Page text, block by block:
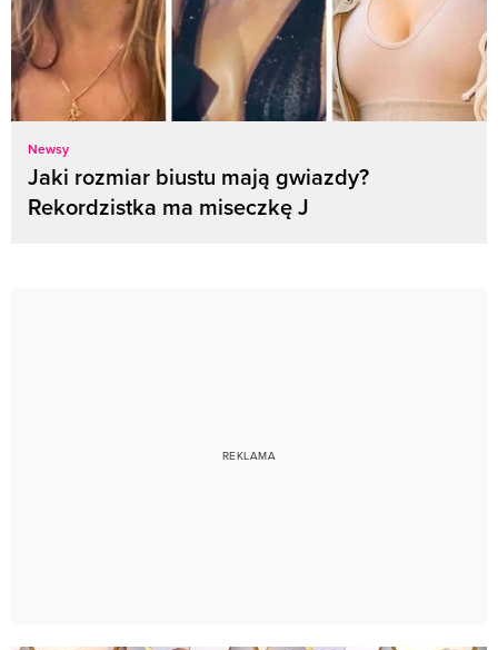
Newsy
Jaki rozmiar biustu mają gwiazdy?
Rekordzistka ma miseczkę J